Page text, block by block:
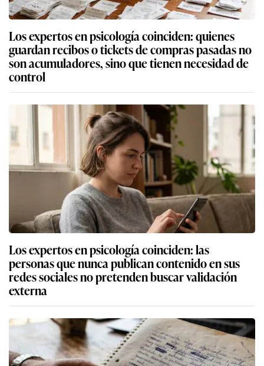
Los expertos en psicología coinciden: quienes
guardan recibos o tickets de compras pasadas no
son acumuladores, sino que tienen necesidad de
control
Los expertos en psicología coinciden: las
personas que nunca publican contenido en sus
redes sociales no pretenden buscar validación
externa